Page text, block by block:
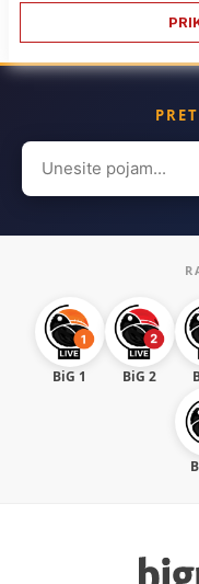
Search
for:
BiG 1 BiG 2